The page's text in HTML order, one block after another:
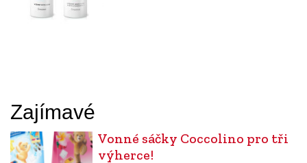
Zajímavé
Vonné sáčky Coccolino pro tři
výherce!